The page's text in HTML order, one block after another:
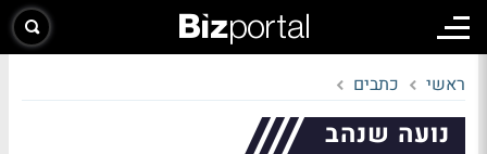
ראשי כתבים
נועה שנהב